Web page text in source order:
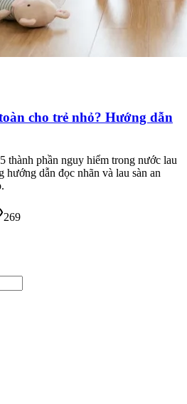
cho trẻ nhỏ? Hướng dẫn
thành phần nguy hiểm trong nước lau
hướng dẫn đọc nhãn và lau sàn an
269